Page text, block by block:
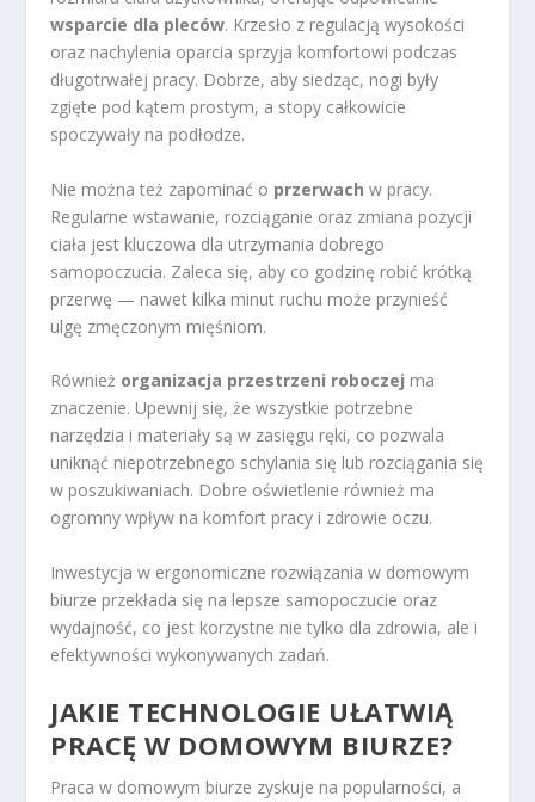
wsparcie dla pleców. Krzesło z regulacją wysokości
oraz nachylenia oparcia sprzyja komfortowi podczas
długotrwałej pracy. Dobrze, aby siedząc, nogi były
zgięte pod kątem prostym, a stopy całkowicie
spoczywały na podłodze.
Nie można też zapominać o przerwach w pracy.
Regularne wstawanie, rozciąganie oraz zmiana pozycji
ciała jest kluczowa dla utrzymania dobrego
samopoczucia. Zaleca się, aby co godzinę robić krótką
przerwę — nawet kilka minut ruchu może przynieść
ulgę zmęczonym mięśniom.
Również organizacja przestrzeni roboczej ma
znaczenie. Upewnij się, że wszystkie potrzebne
narzędzia i materiały są w zasięgu ręki, co pozwala
uniknąć niepotrzebnego schylania się lub rozciągania się
w poszukiwaniach. Dobre oświetlenie również ma
ogromny wpływ na komfort pracy i zdrowie oczu.
Inwestycja w ergonomiczne rozwiązania w domowym
biurze przekłada się na lepsze samopoczucie oraz
wydajność, co jest korzystne nie tylko dla zdrowia, ale i
efektywności wykonywanych zadań.
JAKIE TECHNOLOGIE UŁATWIĄ
PRACĘ W DOMOWYM BIURZE?
Praca w domowym biurze zyskuje na popularności, a